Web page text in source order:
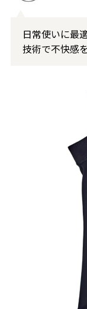
日常使いに最
技術で不快感